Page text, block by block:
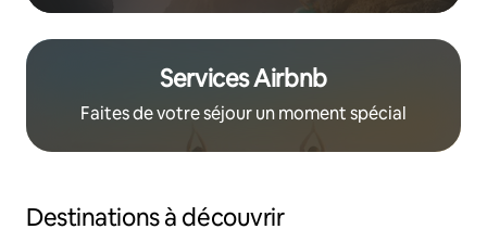
Services Airbnb
Faites de votre séjour un moment spécial
Destinations à découvrir